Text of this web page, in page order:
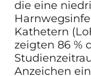
die eine
Kathetern
zeigten 86 %
Anzeichen